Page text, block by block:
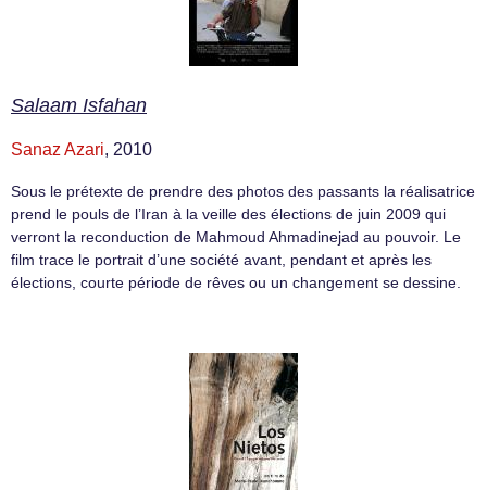
Salaam Isfahan
Sanaz Azari, 2010
Sous le prétexte de prendre des photos des passants la réalisatrice
prend le pouls de l’Iran à la veille des élections de juin 2009 qui
verront la reconduction de Mahmoud Ahmadinejad au pouvoir. Le
film trace le portrait d’une société avant, pendant et après les
élections, courte période de rêves ou un changement se dessine.